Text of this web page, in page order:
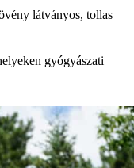
látványos, tollas
gyógyászati